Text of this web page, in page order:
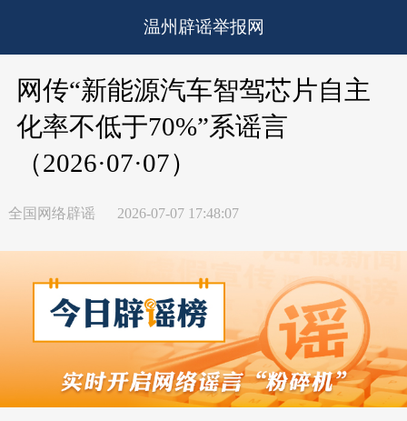
温州辟谣举报网
网传“新能源汽车智驾芯片自主
化率不低于70%”系谣言
（2026·07·07）
全国网络辟谣 2026-07-07 17:48:07